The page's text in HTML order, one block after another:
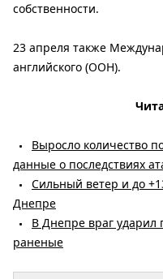
собственности.
23 апреля также
английского (ООН).
Выросло количество
данные о последствиях
Сильный ветер и до
Днепре
В Днепре враг ударил
раненые